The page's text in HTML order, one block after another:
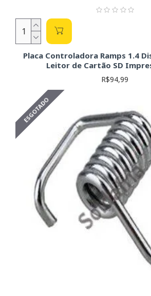
Placa Controladora Ramps 1.4
Leitor de Cartão SD
R$94,99
ESGOTADO